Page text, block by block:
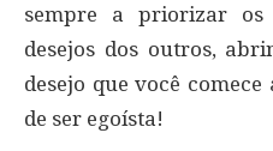
sempre a priorizar os
desejos dos outros,
desejo que você
de ser egoísta!